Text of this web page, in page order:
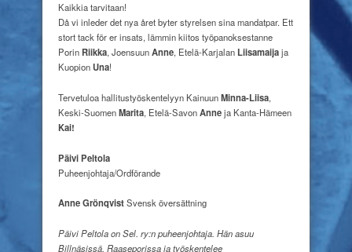
Kaikkia tarvitaan!
Då vi inleder det nya året byter styrelsen sina mandatpar. Ett
stort tack för er insats, lämmin kiitos työpanoksestanne
Porin Riikka, JoensuunAnne, Etelä-Karjalan Liisamaijaja
KuopionUna!
Tervetuloa hallitustyöskentelyyn KainuunMinna-Liisa,
Keski-SuomenMarita, Etelä-SavonAnneja Kanta-Hämeen
Kai!
Päivi Peltola
Puheenjohtaja/Ordförande
Anne GrönqvistSvensk översättning
Päivi Peltola on Sel. ry:n puheenjohtaja. Hän asuu
Billnäsissä, Raaseporissa ja työskentelee